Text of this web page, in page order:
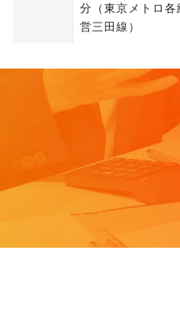
分（東京メトロ
営三田線）